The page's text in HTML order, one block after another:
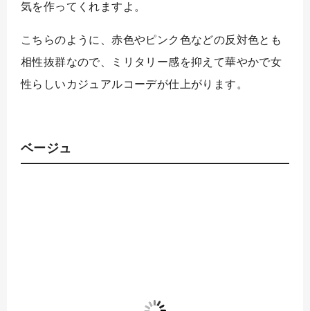
気を作ってくれますよ。
こちらのように、赤色やピンク色などの反対色とも
相性抜群なので、ミリタリー感を抑えて華やかで女
性らしいカジュアルコーデが仕上がります。
ベージュ